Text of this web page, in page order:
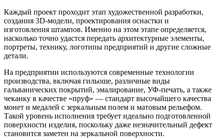
Каждый проект проходит этап художественной разработки,
создания 3D-модели, проектирования оснастки и
изготовления штампов. Именно на этом этапе определяется,
насколько точно удастся передать архитектурные элементы,
портреты, технику, логотипы предприятий и другие сложные
детали.
На предприятии используются современные технологии
производства, включая гильоше, различные виды
гальванических покрытий, эмалирование, УФ-печать, а также
чеканку в качестве «пруф» — стандарт высочайшего качества
монет и медалей с зеркальным полем и матовым рельефом.
Такой уровень исполнения требует идеально подготовленной
поверхности изделия, поскольку даже незначительный дефект
становится заметен на зеркальной поверхности.